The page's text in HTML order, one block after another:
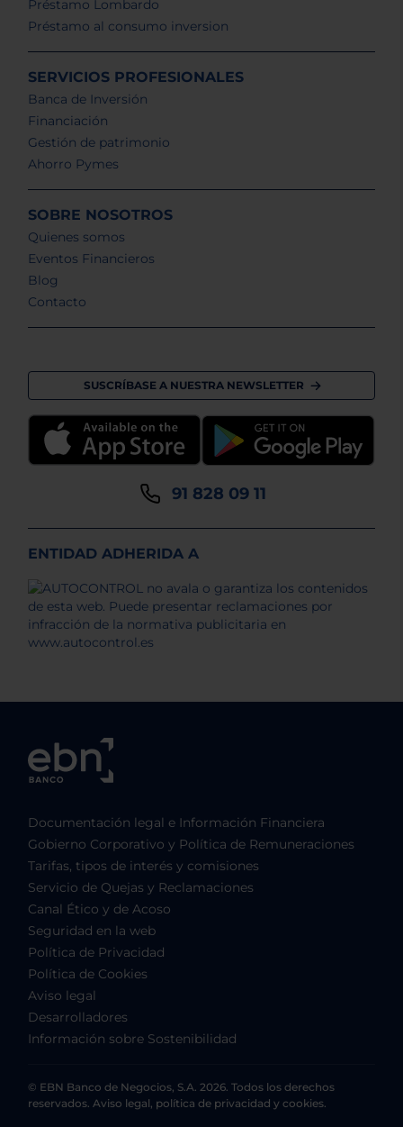
Préstamo Lombardo
Préstamo al consumo inversion
SERVICIOS PROFESIONALES
Banca de Inversión
Financiación
Gestión de patrimonio
Ahorro Pymes
SOBRE NOSOTROS
Quienes somos
Eventos Financieros
Blog
Contacto
SUSCRÍBASE A NUESTRA NEWSLETTER
91 828 09 11
ENTIDAD ADHERIDA A
Documentación legal e Información Financiera
Gobierno Corporativo y Política de Remuneraciones
Tarifas, tipos de interés y comisiones
Servicio de Quejas y Reclamaciones
Canal Ético y de Acoso
Seguridad en la web
Política de Privacidad
Política de Cookies
Aviso legal
Desarrolladores
Información sobre Sostenibilidad
© EBN Banco de Negocios, S.A. 2026. Todos los derechos
reservados. Aviso legal, política de privacidad y cookies.